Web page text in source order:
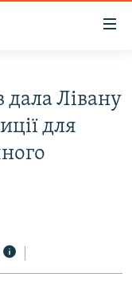
дала Лівану
для